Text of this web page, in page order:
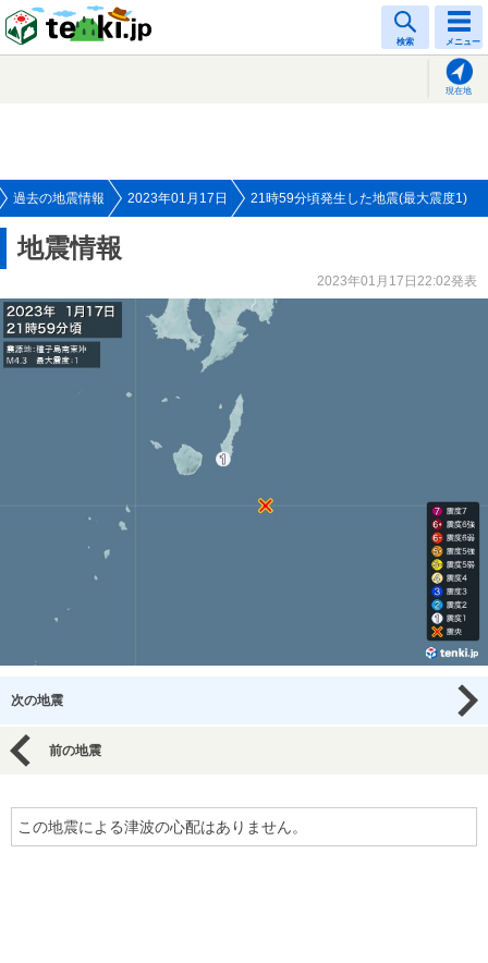
検索 メニュー
現在地
過去の地震情報 2023年01月17日 21時59分頃発生した地震(最大震度1)
地震情報
2023年01月17日22:02発表
次の地震
前の地震
この地震による津波の心配はありません。